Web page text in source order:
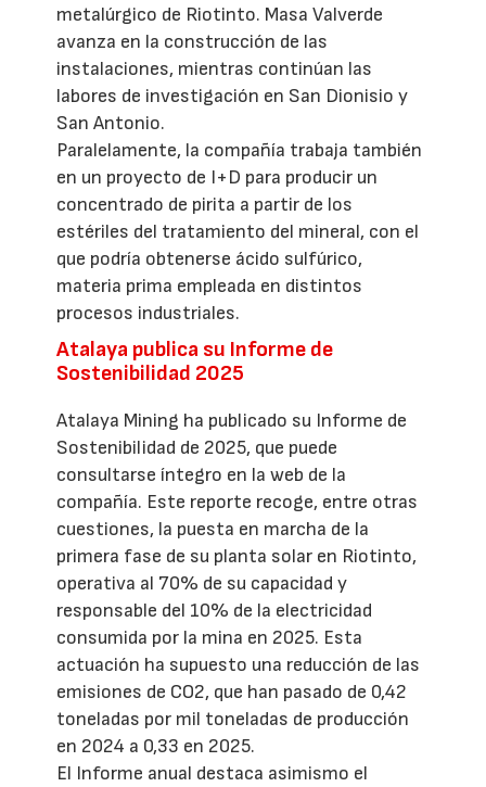
metalúrgico de Riotinto. Masa Valverde
avanza en la construcción de las
instalaciones, mientras continúan las
labores de investigación en San Dionisio y
San Antonio.
Paralelamente, la compañía trabaja también
en un proyecto de I+D para producir un
concentrado de pirita a partir de los
estériles del tratamiento del mineral, con el
que podría obtenerse ácido sulfúrico,
materia prima empleada en distintos
procesos industriales.
Atalaya publica su Informe de
Sostenibilidad 2025
Atalaya Mining ha publicado su Informe de
Sostenibilidad de 2025, que puede
consultarse íntegro en la web de la
compañía. Este reporte recoge, entre otras
cuestiones, la puesta en marcha de la
primera fase de su planta solar en Riotinto,
operativa al 70% de su capacidad y
responsable del 10% de la electricidad
consumida por la mina en 2025. Esta
actuación ha supuesto una reducción de las
emisiones de CO2, que han pasado de 0,42
toneladas por mil toneladas de producción
en 2024 a 0,33 en 2025.
El Informe anual destaca asimismo el